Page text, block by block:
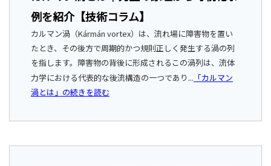
例を紹介【技術コラム】
カルマン渦（Kármán vortex）は、流れ場に障害物を置い
たとき、その後方で周期的かつ規則正しく発生する渦の列
を指します。障害物の背後に形成されるこの渦列は、流体
力学における代表的な後流構造の一つであり ... 「カルマン
渦とは」の続きを読む